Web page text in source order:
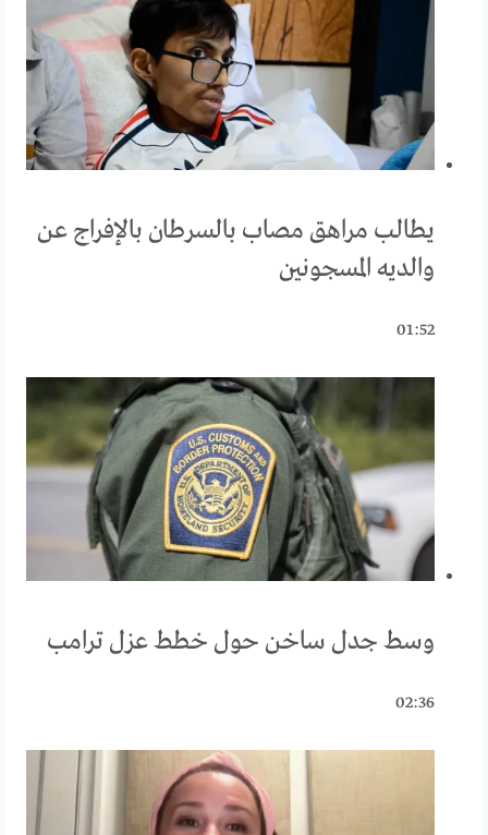
يطالب مراهق مصاب بالسرطان بالإفراج عن
والديه المسجونين
01:52
وسط جدل ساخن حول خطط عزل ترامب
02:36